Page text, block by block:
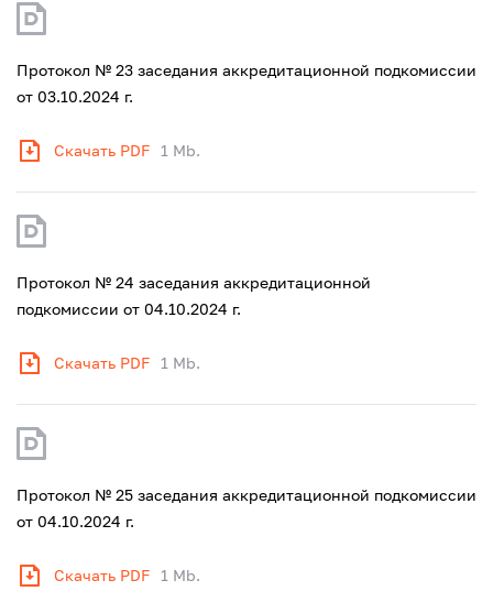
Протокол № 23 заседания аккредитационной подкомиссии
от 03.10.2024 г.
Скачать PDF 1 Mb.
Протокол № 24 заседания аккредитационной
подкомиссии от 04.10.2024 г.
Скачать PDF 1 Mb.
Протокол № 25 заседания аккредитационной подкомиссии
от 04.10.2024 г.
Скачать PDF 1 Mb.